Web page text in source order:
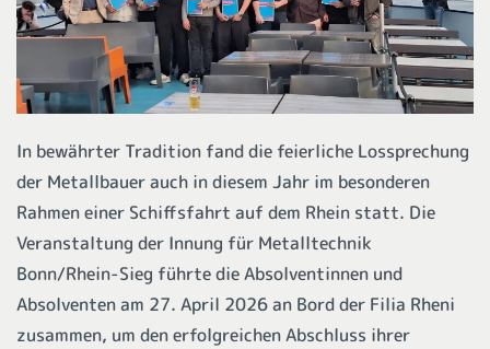
In bewährter Tradition fand die feierliche Lossprechung
der Metallbauer auch in diesem Jahr im besonderen
Rahmen einer Schiffsfahrt auf dem Rhein statt. Die
Veranstaltung der Innung für Metalltechnik
Bonn/Rhein-Sieg führte die Absolventinnen und
Absolventen am 27. April 2026 an Bord der Filia Rheni
zusammen, um den erfolgreichen Abschluss ihrer